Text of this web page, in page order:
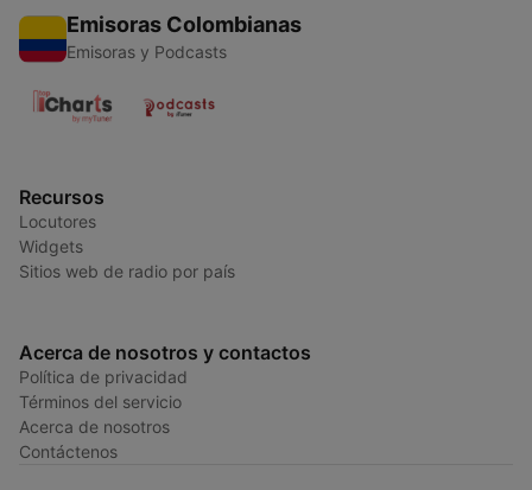
Emisoras Colombianas
Emisoras y Podcasts
Recursos
Locutores
Widgets
Sitios web de radio por país
Acerca de nosotros y contactos
Política de privacidad
Términos del servicio
Acerca de nosotros
Contáctenos